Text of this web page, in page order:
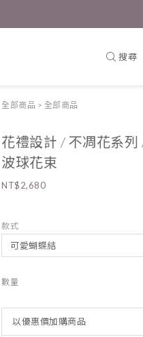
搜尋
全部商品 > 全部商品
花禮設計 / 不凋花系
波球花束
NT$2,680
款式
數量
以優惠價加購商品